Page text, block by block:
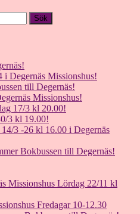
i Degernäs Missionshus!
till Degernäs!
Missionshus!
17/3 kl 20.00!
3 kl 19.00!
3 -26 kl 16.00 i Degernäs
Bokbussen till Degernäs!
Missionshus Lördag 22/11 kl
Fredagar 10-12.30